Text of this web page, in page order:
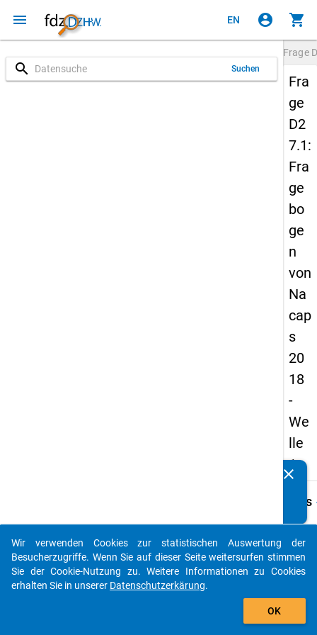
menu EN account_circle shopping_cart
search Suchen
Frage
Fra
ge
D2
7.1:
Fra
ge
bo
ge
n
von
Na
cap
s
20
18
-
We
lle
1
Details
D27.1
Wie
clear
auto_stories
add_shopping_cart
Wir verwenden Cookies zur statistischen Auswertung der
Besucherzugriffe. Wenn Sie auf dieser Seite weitersurfen stimmen
Sie der Cookie-Nutzung zu. Weitere Informationen zu Cookies
erhalten Sie in unserer Datenschutzerkärung.
OK